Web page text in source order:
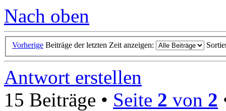
Nach oben
Vorherige Beiträge der letzten Zeit anzeigen:
Antwort erstellen
15 Beiträge • Seite 2 von 2